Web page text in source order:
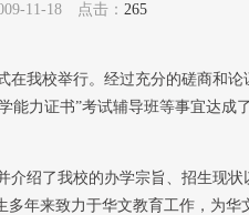
11-18 点击： 265
我校举行。经过充分的磋商和
能力证书”考试辅导班等事宜达成
绍了我校的办学宗旨、招生现状
年来致力于华文教育工作，为